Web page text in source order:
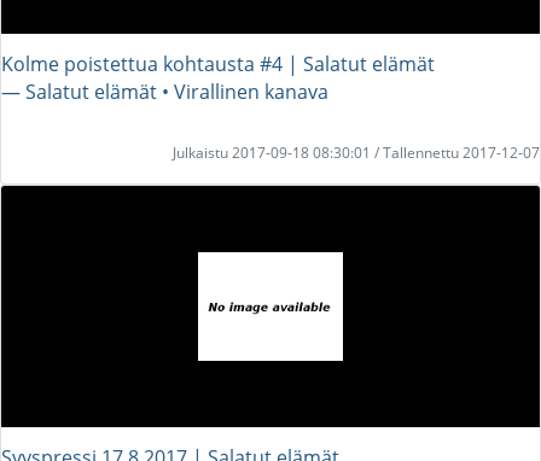
Kolme poistettua kohtausta #4 | Salatut elämät
― Salatut elämät • Virallinen kanava
Julkaistu 2017-09-18 08:30:01 / Tallennettu 2017-12-07